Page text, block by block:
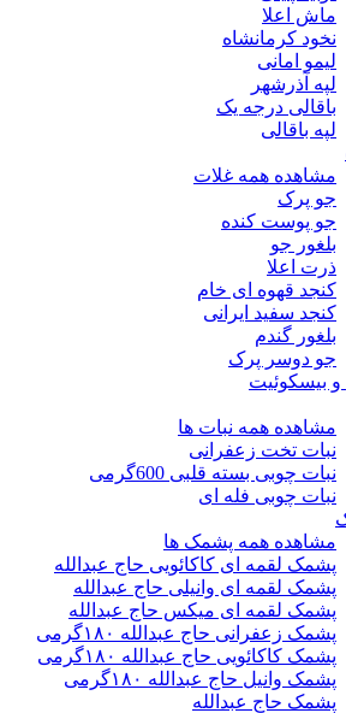
ماش اعلا
نخود کرمانشاه
لیمو امانی
لپه آذرشهر
باقالی درجه یک
لپه باقالی
مشاهده همه غلات
جو پرک
جو پوست کنده
بلغور جو
ذرت اعلا
کنجد قهوه ای خام
کنجد سفید ایرانی
بلغور گندم
جو دوسر پرک
بیسکوئیت
مشاهده همه نبات ها
نبات تخت زعفرانی
نبات چوبی بسته قلبی 600گرمی
نبات چوبی فله ای
مشاهده همه پشمک ها
پشمک لقمه ای کاکائویی حاج عبدالله
پشمک لقمه ای وانیلی حاج عبدالله
پشمک لقمه ای میکس حاج عبدالله
پشمک زعفرانی حاج عبدالله ۱۸۰گرمی
پشمک کاکائویی حاج عبدالله ۱۸۰گرمی
پشمک وانیل حاج عبدالله ۱۸۰گرمی
پشمک حاج عبدالله